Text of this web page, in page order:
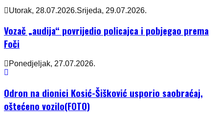
Utorak, 28.07.2026.Srijeda, 29.07.2026.
Vozač „audija“ povrijedio policajca i pobjegao prema
Foči
Ponedjeljak, 27.07.2026.
Odron na dionici Kosić-Šišković usporio saobraćaj,
oštećeno vozilo(FOTO)